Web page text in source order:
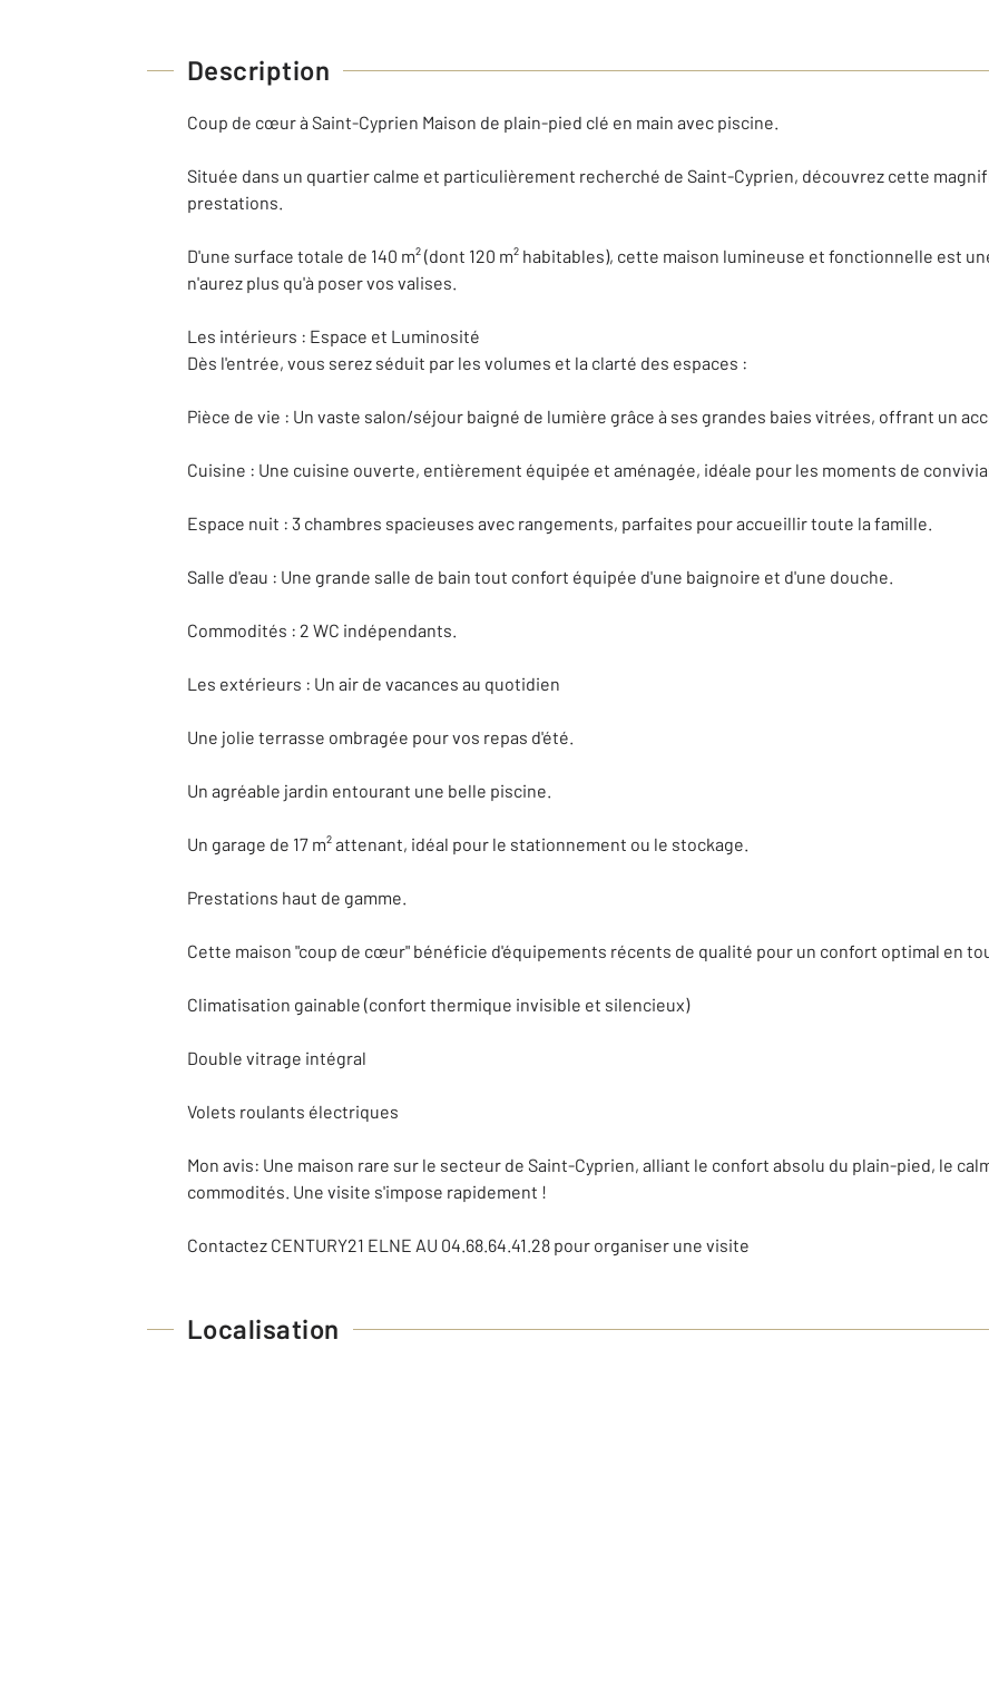
Description
Coup de cœur à Saint-Cyprien Maison de plain-pied clé en main avec piscine.
Située dans un quartier calme et particulièrement recherché de Saint-Cyprien, découvrez cette
prestations.
D'une surface totale de 140 m² (dont 120 m² habitables), cette maison lumineuse et fonctionnelle est
n'aurez plus qu'à poser vos valises.
Les intérieurs : Espace et Luminosité
Dès l'entrée, vous serez séduit par les volumes et la clarté des espaces :
Pièce de vie : Un vaste salon/séjour baigné de lumière grâce à ses grandes baies vitrées, offrant un
Cuisine : Une cuisine ouverte, entièrement équipée et aménagée, idéale pour les moments de
Espace nuit : 3 chambres spacieuses avec rangements, parfaites pour accueillir toute la famille.
Salle d'eau : Une grande salle de bain tout confort équipée d'une baignoire et d'une douche.
Commodités : 2 WC indépendants.
Les extérieurs : Un air de vacances au quotidien
Une jolie terrasse ombragée pour vos repas d'été.
Un agréable jardin entourant une belle piscine.
Un garage de 17 m² attenant, idéal pour le stationnement ou le stockage.
Prestations haut de gamme.
Cette maison "coup de cœur" bénéficie d'équipements récents de qualité pour un confort optimal en
Climatisation gainable (confort thermique invisible et silencieux)
Double vitrage intégral
Volets roulants électriques
Mon avis: Une maison rare sur le secteur de Saint-Cyprien, alliant le confort absolu du plain-pied, le
commodités. Une visite s'impose rapidement !
Contactez CENTURY21 ELNE AU 04.68.64.41.28 pour organiser une visite
Localisation